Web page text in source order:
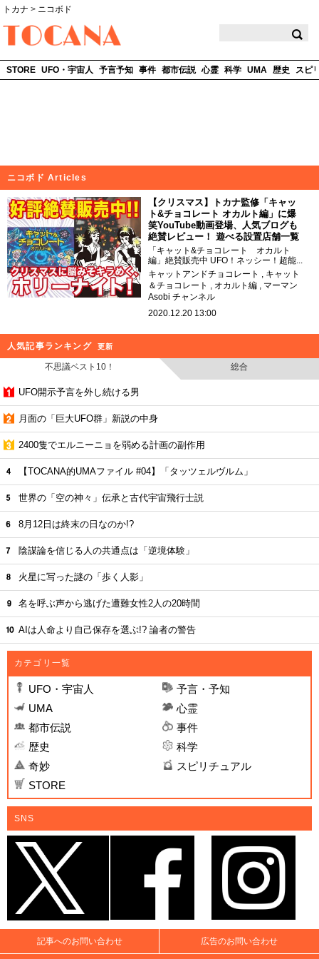
トカナ > ニコボド
STORE UFO・宇宙人 予言予知 事件 都市伝説 心霊 科学 UMA 歴史 スピ
ニコボド Articles
【クリスマス】トカナ監修「キャッ
ト&チョコレート オカルト編」に爆
笑YouTube動画登場、人気ブログも
絶賛レビュー！ 遊べる設置店舗一覧
「キャット&チョコレート オカルト
編」絶賛販売中 UFO！ネッシー！超能...
キャットアンドチョコレート
キャット
＆チョコレート
オカルト編
マーマン
Asobi チャンネル
2020.12.20 13:00
人気記事ランキング 更新
不思議ベスト10！ 総合
UFO開示予言を外し続ける男
月面の「巨大UFO群」新説の中身
2400隻でエルニーニョを弱める計画の副作用
【TOCANA的UMAファイル #04】「タッツェルヴルム」
世界の「空の神々」伝承と古代宇宙飛行士説
8月12日は終末の日なのか!?
陰謀論を信じる人の共通点は「逆境体験」
火星に写った謎の「歩く人影」
名を呼ぶ声から逃げた遭難女性2人の20時間
AIは人命より自己保存を選ぶ!? 論者の警告
カテゴリ一覧
UFO・宇宙人
予言・予知
UMA
心霊
都市伝説
事件
歴史
科学
奇妙
スピリチュアル
STORE
SNS
記事へのお問い合わせ 広告のお問い合わせ